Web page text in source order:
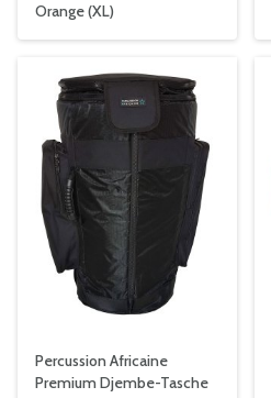
Orange (XL)
Percussion Africaine
Premium Djembe-Tasche